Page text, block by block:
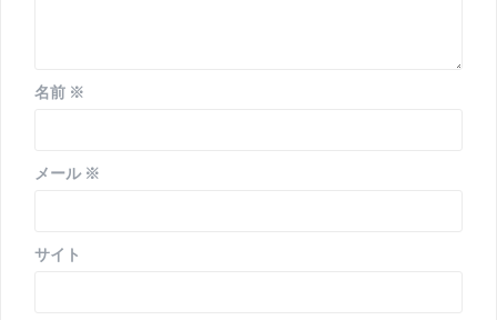
名前 ※
メール ※
サイト